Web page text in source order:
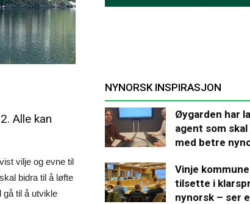
Alle kan
vilje og evne til
bidra til å løfte
gå til å utvikle
NYNORSK INSPIRASJON
Øygarden har
agent som
med betre
Vinje
tilsette i
nynorsk – ser